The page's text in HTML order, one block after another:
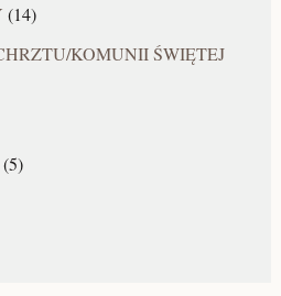
(14)
KOMUNII ŚWIĘTEJ
(5)